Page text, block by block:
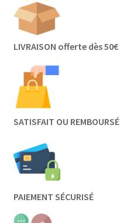
LIVRAISON offerte dès 50€
SATISFAIT OU REMBOURSÉ
PAIEMENT SÉCURISÉ